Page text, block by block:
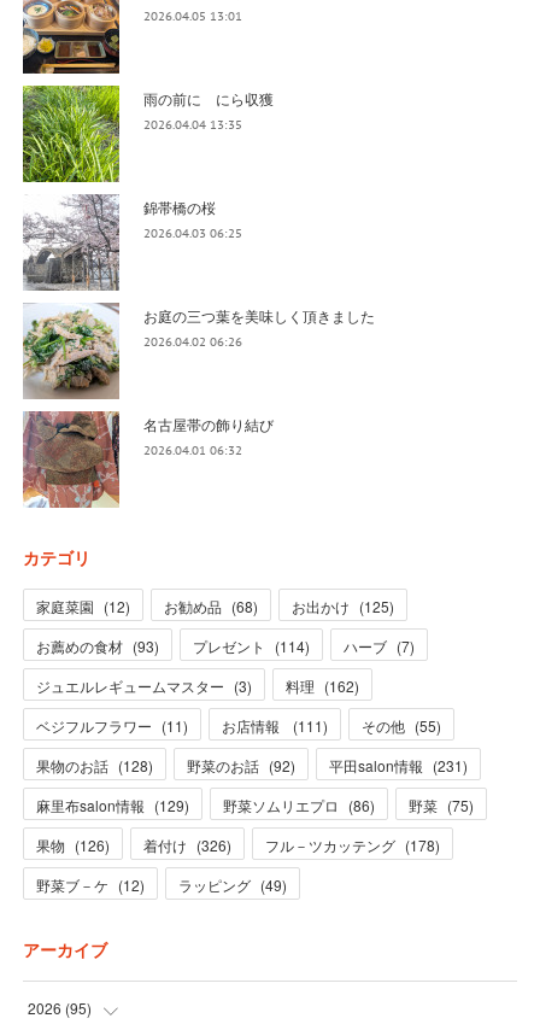
2026.04.05 13:01
雨の前に にら収獲
2026.04.04 13:35
錦帯橋の桜
2026.04.03 06:25
お庭の三つ葉を美味しく頂きました
2026.04.02 06:26
名古屋帯の飾り結び
2026.04.01 06:32
カテゴリ
家庭菜園 (12) お勧め品 (68) お出かけ (125)
お薦めの食材 (93) プレゼント (114) ハーブ (7)
ジュエルレギュームマスター (3) 料理 (162)
ベジフルフラワー (11) お店情報 (111) その他 (55)
果物のお話 (128) 野菜のお話 (92) 平田salon情報 (231)
麻里布salon情報 (129) 野菜ソムリエプロ (86) 野菜 (75)
果物 (126) 着付け (326) フル－ツカッテング (178)
野菜ブ－ケ (12) ラッピング (49)
アーカイブ
2026 (95)